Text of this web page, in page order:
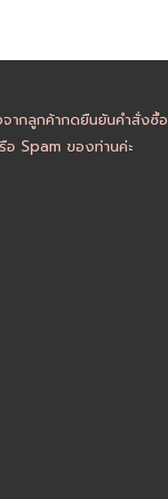
ากลูกค้ากดยืนยันคำสั่งซื้อ
Spam ของท่านค่ะ